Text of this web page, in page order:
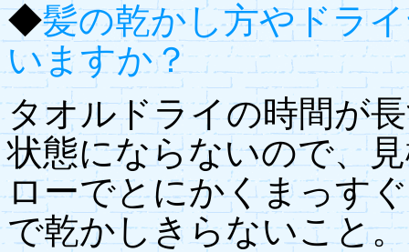
◆髪の乾かし方やドラ
いますか？
タオルドライの時間が
状態にならないので、
ローでとにかくまっす
で乾かしきらないこと。